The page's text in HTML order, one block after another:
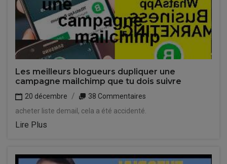
Les meilleurs blogueurs dupliquer une
campagne mailchimp que tu dois suivre
20 décembre
38 Commentaires
acheter liste demail, cela a été accidenté.
Lire Plus